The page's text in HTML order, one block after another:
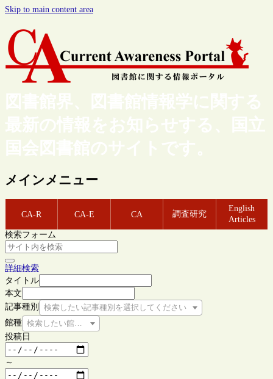
Skip to main content area
図書館界、図書館情報学に関する
最新の情報をお知らせする、国立
国会図書館のサイトです。
メインメニュー
CA-R CA-E CA 調査研究
English
Articles
検索フォーム
詳細検索
タイトル
本文
記事種別
検索したい記事種別を選択してください
館種 検索したい館種を選択してください
投稿日
～